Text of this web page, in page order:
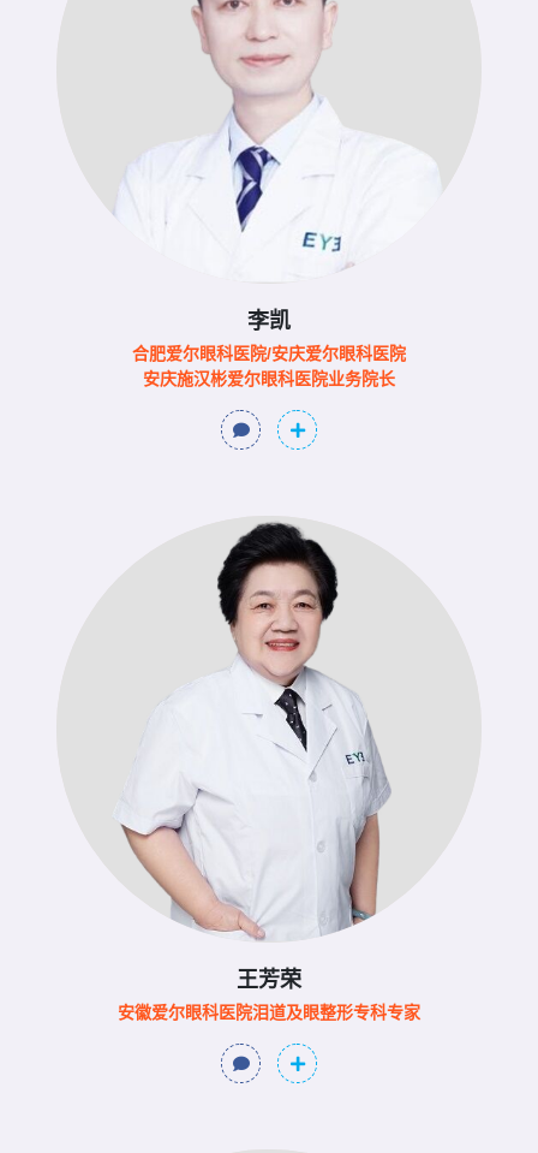
李凯
合肥爱尔眼科医院/安庆爱尔眼科医院
安庆施汉彬爱尔眼科医院业务院长
王芳荣
安徽爱尔眼科医院泪道及眼整形专科专家